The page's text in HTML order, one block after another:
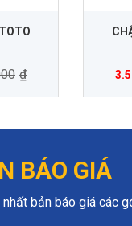
₫
BÁO GIÁ
bản báo giá các